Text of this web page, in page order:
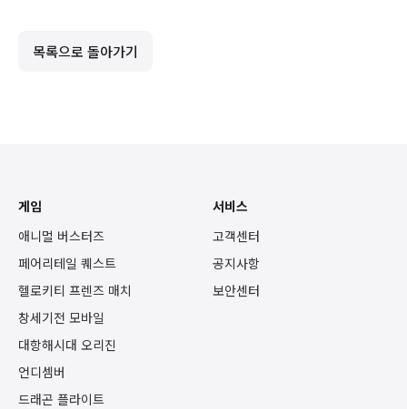
목록으로 돌아가기
게임
애니멀 버스터즈
페어리테일 퀘스트
헬로키티 프렌즈 매치
창세기전 모바일
대항해시대 오리진
언디셈버
드래곤 플라이트
서비스
고객센터
공지사항
보안센터